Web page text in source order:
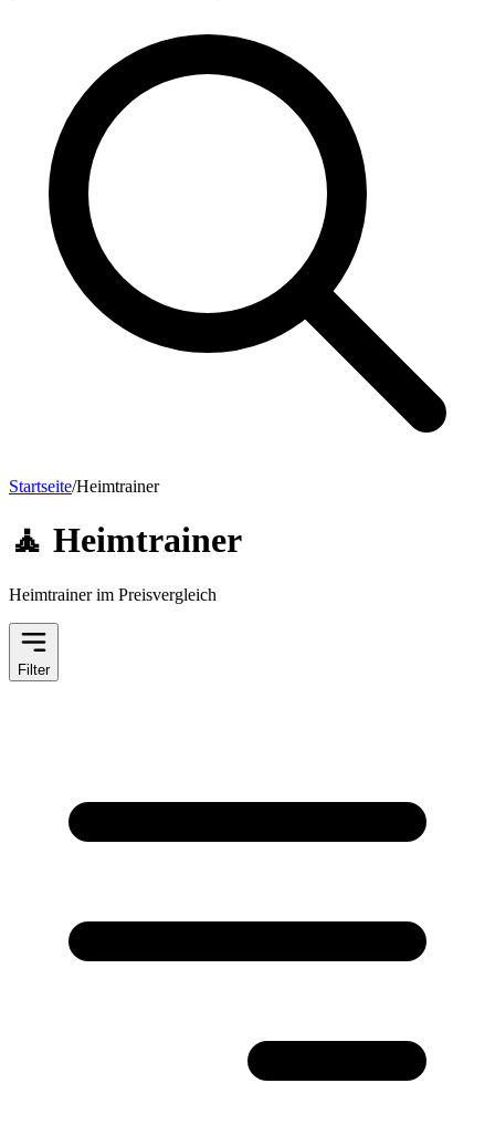
Startseite/Heimtrainer
🧘 Heimtrainer
Heimtrainer im Preisvergleich
Filter